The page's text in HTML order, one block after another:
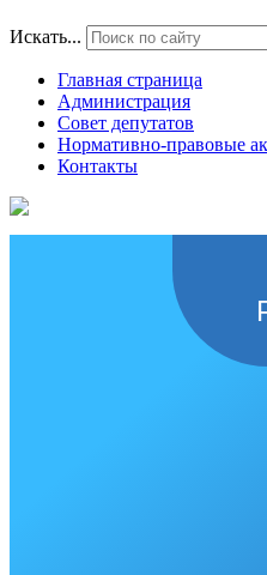
Искать...
Главная страница
Администрация
Совет депутатов
Нормативно-правовые
Контакты